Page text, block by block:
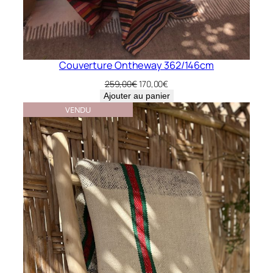
Couverture Ontheway 362/146cm
259,00€Le
prix
initial
était :
259,00€.
170,00€Le
prix
actuel
est :
170,00€.
Ajouter au panier
VENDU